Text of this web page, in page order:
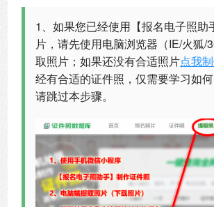
1、如果您已经使用【报名电子照助
片，请先使用电脑浏览器（IE/火狐/
取照片；如果还没有合适照片点我
经有合适的证件照，仅需要学习如何
请跳过本步骤。